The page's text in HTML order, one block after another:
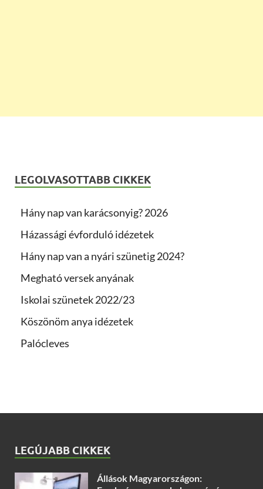
LEGOLVASOTTABB CIKKEK
Hány nap van karácsonyig? 2026
Házassági évforduló idézetek
Hány nap van a nyári szünetig 2024?
Megható versek anyának
Iskolai szünetek 2022/23
Köszönöm anya idézetek
Palócleves
LEGÚJABB CIKKEK
Állások Magyarországon: